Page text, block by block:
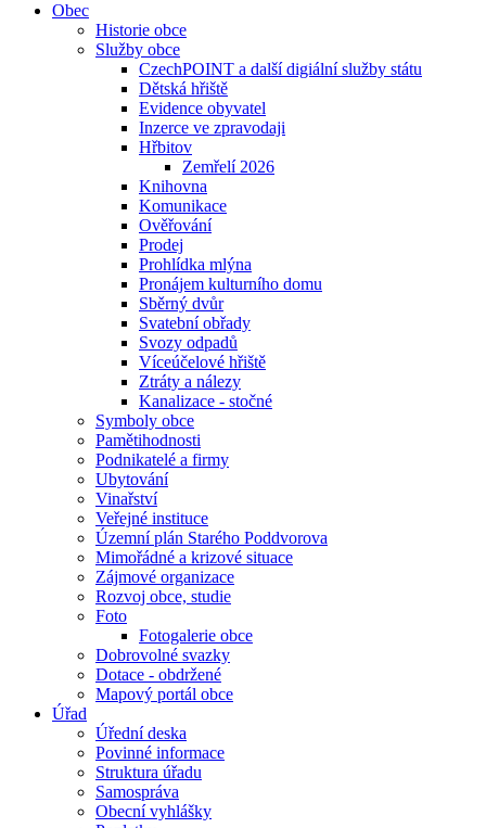
Obec
Historie obce
Služby obce
CzechPOINT a další digiální služby státu
Dětská hřiště
Evidence obyvatel
Inzerce ve zpravodaji
Hřbitov
Zemřelí 2026
Knihovna
Komunikace
Ověřování
Prodej
Prohlídka mlýna
Pronájem kulturního domu
Sběrný dvůr
Svatební obřady
Svozy odpadů
Víceúčelové hřiště
Ztráty a nálezy
Kanalizace - stočné
Symboly obce
Pamětihodnosti
Podnikatelé a firmy
Ubytování
Vinařství
Veřejné instituce
Územní plán Starého Poddvorova
Mimořádné a krizové situace
Zájmové organizace
Rozvoj obce, studie
Foto
Fotogalerie obce
Dobrovolné svazky
Dotace - obdržené
Mapový portál obce
Úřad
Úřední deska
Povinné informace
Struktura úřadu
Samospráva
Obecní vyhlášky